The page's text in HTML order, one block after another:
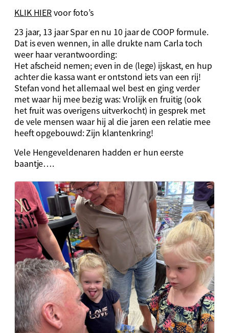
KLIK HIERvoor foto’s
23 jaar, 13 jaar Spar en nu 10 jaar de COOP formule.
Dat is even wennen, in alle drukte nam Carla toch
weer haar verantwoording:
Het afscheid nemen; even in de (lege) ijskast, en hup
achter die kassa want er ontstond iets van een rij!
Stefan vond het allemaal wel best en ging verder
met waar hij mee bezig was: Vrolijk en fruitig (ook
het fruit was overigens uitverkocht) in gesprek met
de vele mensen waar hij al die jaren een relatie mee
heeft opgebouwd: Zijn klantenkring!
Vele Hengeveldenaren hadden er hun eerste
baantje….